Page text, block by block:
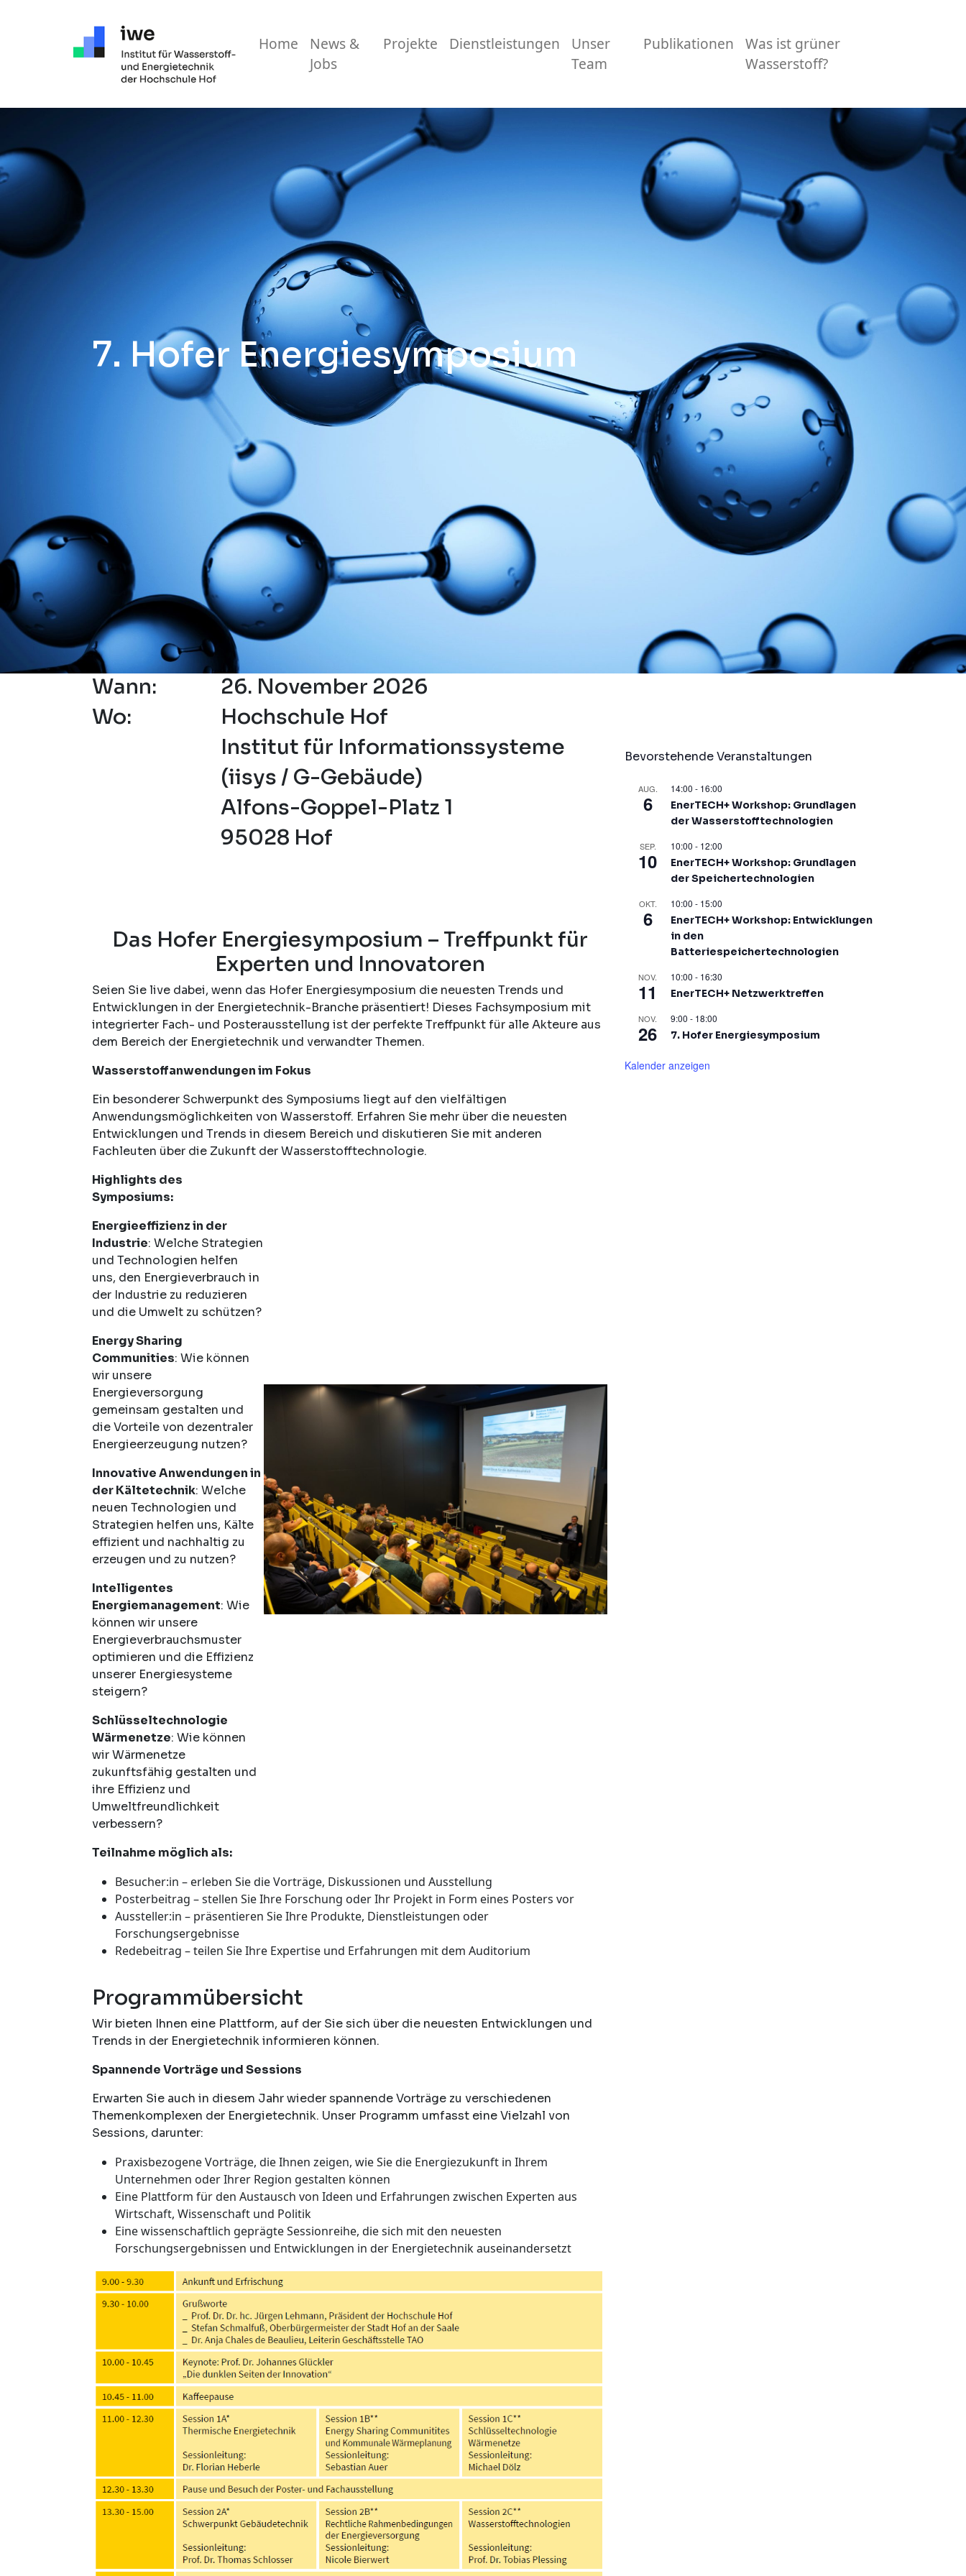
Hauptnavigation
Home
News &
Jobs
Projekte Dienstleistungen
Unser
Team
Publikationen
Was ist grüner
Wasserstoff?
7. Hofer Energiesymposium
Wann:
26. November 2026
Wo:
Hochschule Hof
Institut für Informationssysteme
(iisys / G-Gebäude)
Alfons-Goppel-Platz 1
95028 Hof
Das Hofer Energiesymposium – Treffpunkt für
Experten und Innovatoren
Seien Sie live dabei, wenn das Hofer Energiesymposium die neuesten Trends und
Entwicklungen in der Energietechnik-Branche präsentiert! Dieses Fachsymposium mit
integrierter Fach- und Posterausstellung ist der perfekte Treffpunkt für alle Akteure aus
dem Bereich der Energietechnik und verwandter Themen.
Wasserstoffanwendungen im Fokus
Ein besonderer Schwerpunkt des Symposiums liegt auf den vielfältigen
Anwendungsmöglichkeiten von Wasserstoff. Erfahren Sie mehr über die neuesten
Entwicklungen und Trends in diesem Bereich und diskutieren Sie mit anderen
Fachleuten über die Zukunft der Wasserstofftechnologie.
Highlights des
Symposiums:
Energieeffizienz in der
Industrie: Welche Strategien
und Technologien helfen
uns, den Energieverbrauch in
der Industrie zu reduzieren
und die Umwelt zu schützen?
Energy Sharing
Communities: Wie können
wir unsere
Energieversorgung
gemeinsam gestalten und
die Vorteile von dezentraler
Energieerzeugung nutzen?
Innovative Anwendungen in
der Kältetechnik: Welche
neuen Technologien und
Strategien helfen uns, Kälte
effizient und nachhaltig zu
erzeugen und zu nutzen?
Intelligentes
Energiemanagement: Wie
können wir unsere
Energieverbrauchsmuster
optimieren und die Effizienz
unserer Energiesysteme
steigern?
Schlüsseltechnologie
Wärmenetze: Wie können
wir Wärmenetze
zukunftsfähig gestalten und
ihre Effizienz und
Umweltfreundlichkeit
verbessern?
Teilnahme möglich als:
Besucher:in – erleben Sie die Vorträge, Diskussionen und Ausstellung
Posterbeitrag – stellen Sie Ihre Forschung oder Ihr Projekt in Form eines Posters vor
Aussteller:in – präsentieren Sie Ihre Produkte, Dienstleistungen oder
Forschungsergebnisse
Redebeitrag – teilen Sie Ihre Expertise und Erfahrungen mit dem Auditorium
Programmübersicht
Wir bieten Ihnen eine Plattform, auf der Sie sich über die neuesten Entwicklungen und
Trends in der Energietechnik informieren können.
Spannende Vorträge und Sessions
Erwarten Sie auch in diesem Jahr wieder spannende Vorträge zu verschiedenen
Themenkomplexen der Energietechnik. Unser Programm umfasst eine Vielzahl von
Sessions, darunter:
Praxisbezogene Vorträge, die Ihnen zeigen, wie Sie die Energiezukunft in Ihrem
Unternehmen oder Ihrer Region gestalten können
Eine Plattform für den Austausch von Ideen und Erfahrungen zwischen Experten aus
Wirtschaft, Wissenschaft und Politik
Eine wissenschaftlich geprägte Sessionreihe, die sich mit den neuesten
Forschungsergebnissen und Entwicklungen in der Energietechnik auseinandersetzt
Bevorstehende Veranstaltungen
AUG.
6
14:00 - 16:00
EnerTECH+ Workshop: Grundlagen
der Wasserstofftechnologien
SEP.
10
10:00 - 12:00
EnerTECH+ Workshop: Grundlagen
der Speichertechnologien
OKT.
6
10:00 - 15:00
EnerTECH+ Workshop: Entwicklungen
in den
Batteriespeichertechnologien
NOV.
11
10:00 - 16:30
EnerTECH+ Netzwerktreffen
NOV.
26
9:00 - 18:00
7. Hofer Energiesymposium
Kalender anzeigen